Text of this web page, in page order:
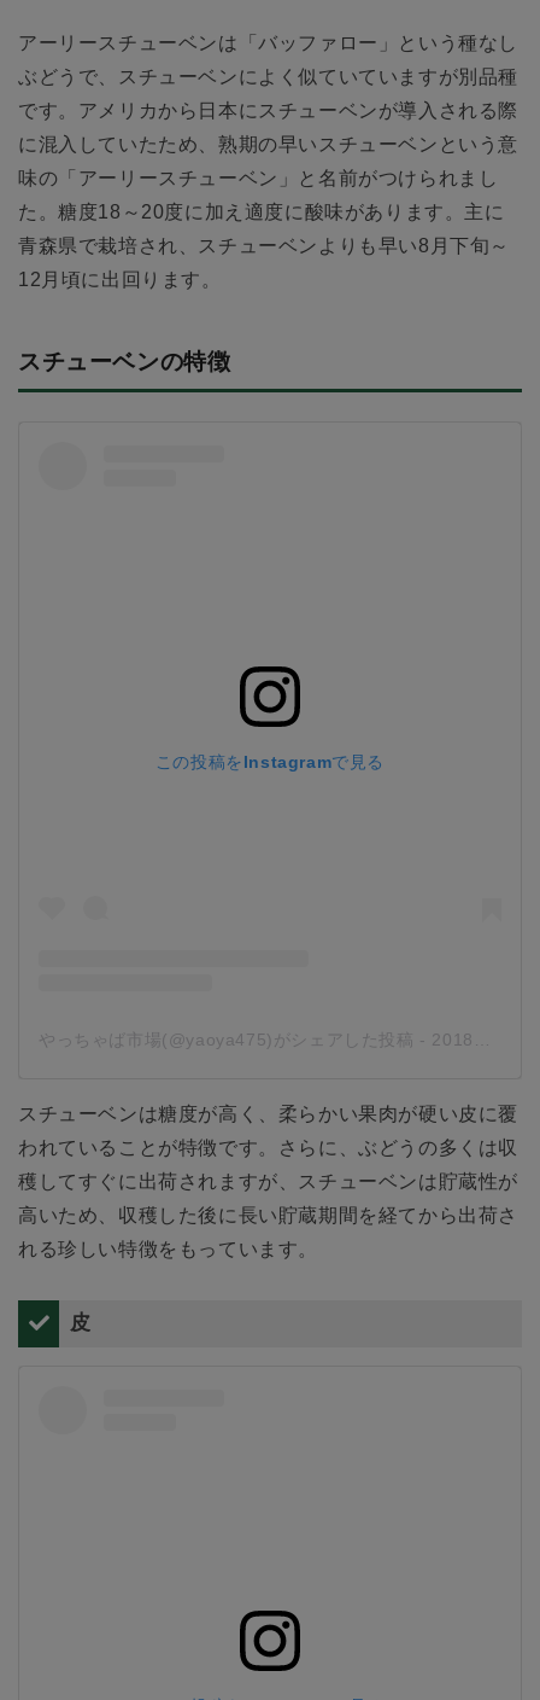
アーリースチューベンは「バッファロー」という種なし
ぶどうで、スチューベンによく似ていていますが別品種
です。アメリカから日本にスチューベンが導入される際
に混入していたため、熟期の早いスチューベンという意
味の「アーリースチューベン」と名前がつけられまし
た。糖度18～20度に加え適度に酸味があります。主に
青森県で栽培され、スチューベンよりも早い8月下旬～
12月頃に出回ります。
スチューベンの特徴
この投稿をInstagramで見る
やっちゃば市場(@yaoya475)がシェアした投稿 - 2018年 1月月22日午後6時20分PST
スチューベンは糖度が高く、柔らかい果肉が硬い皮に覆
われていることが特徴です。さらに、ぶどうの多くは収
穫してすぐに出荷されますが、スチューベンは貯蔵性が
高いため、収穫した後に長い貯蔵期間を経てから出荷さ
れる珍しい特徴をもっています。
皮